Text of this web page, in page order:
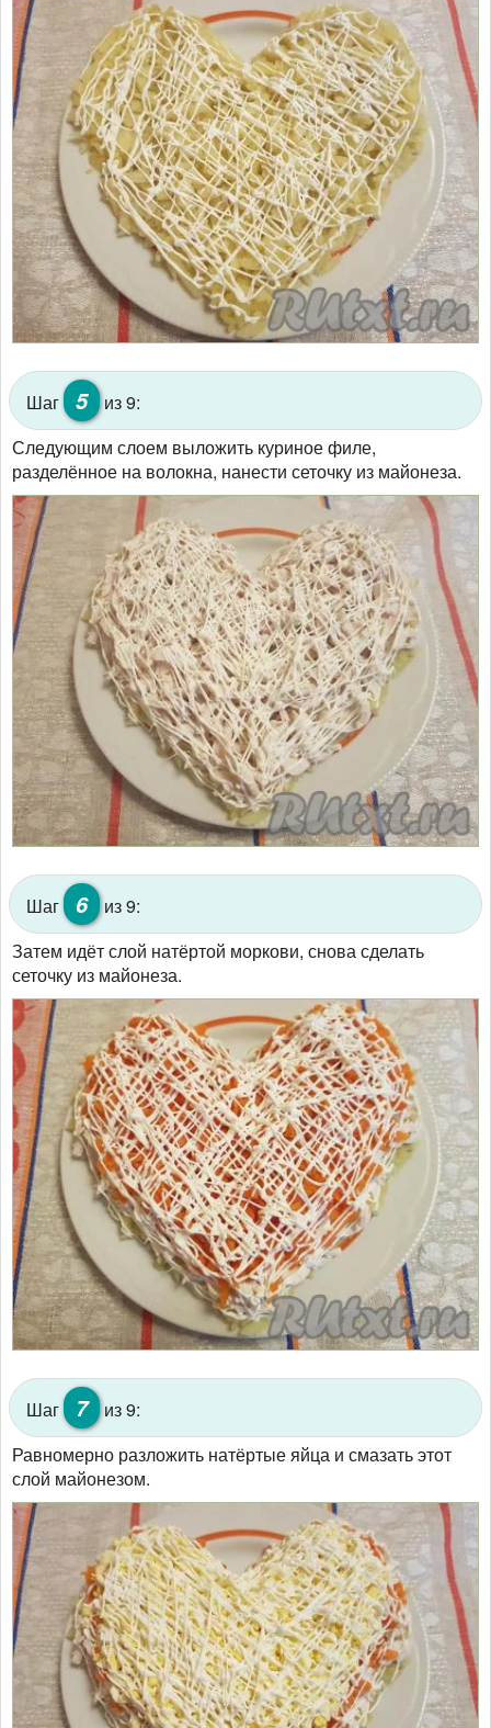
Шаг 5
из 9:
Следующим слоем выложить куриное филе,
разделённое на волокна, нанести сеточку из майонеза.
Шаг 6
из 9:
Затем идёт слой натёртой моркови, снова сделать
сеточку из майонеза.
Шаг 7
из 9:
Равномерно разложить натёртые яйца и смазать этот
слой майонезом.